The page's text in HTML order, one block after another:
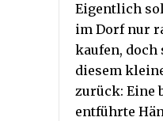
Eigentlich
im Dorf nur
kaufen, doch
diesem
zurück: Eine
entführte